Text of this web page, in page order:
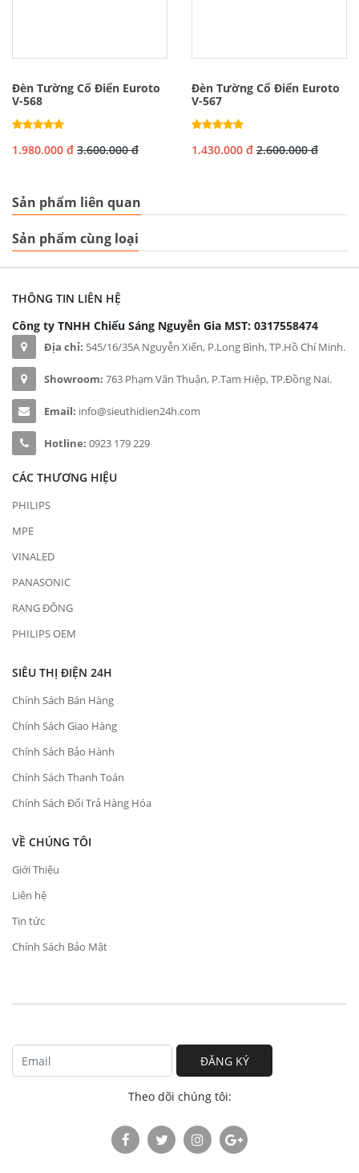
Đèn Tường Cổ Điển Euroto
V-568
1.980.000 đ 3.600.000 đ
Đèn Tường Cổ Điển Euroto
V-567
1.430.000 đ 2.600.000 đ
Sản phẩm liên quan
Sản phẩm cùng loại
THÔNG TIN LIÊN HỆ
Công ty TNHH Chiếu Sáng Nguyễn Gia MST: 0317558474
Địa chỉ: 545/16/35A Nguyễn Xiển, P.Long Bình, TP.Hồ Chí Minh.
Showroom: 763 Phạm Văn Thuận, P.Tam Hiệp, TP.Đồng Nai.
Email: info@sieuthidien24h.com
Hotline: 0923 179 229
CÁC THƯƠNG HIỆU
PHILIPS
MPE
VINALED
PANASONIC
RẠNG ĐÔNG
PHILIPS OEM
SIÊU THỊ ĐIỆN 24H
Chính Sách Bán Hàng
Chính Sách Giao Hàng
Chính Sách Bảo Hành
Chính Sách Thanh Toán
Chính Sách Đổi Trả Hàng Hóa
VỀ CHÚNG TÔI
Giới Thiệu
Liên hệ
Tin tức
Chính Sách Bảo Mật
ĐĂNG KÝ
Theo dõi chúng tôi: